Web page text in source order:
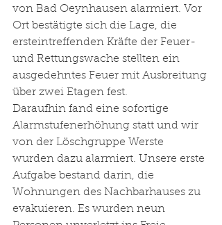
von Bad Oeynhausen alarmiert. Vor
Ort bestätigte sich die Lage, die
ersteintreffenden Kräfte der Feuer-
und Rettungswache stellten ein
ausgedehntes Feuer mit Ausbreitung
über zwei Etagen fest.
Daraufhin fand eine sofortige
Alarmstufenerhöhung statt und wir
von der Löschgruppe Werste
wurden dazu alarmiert. Unsere erste
Aufgabe bestand darin, die
Wohnungen des Nachbarhauses zu
evakuieren. Es wurden neun